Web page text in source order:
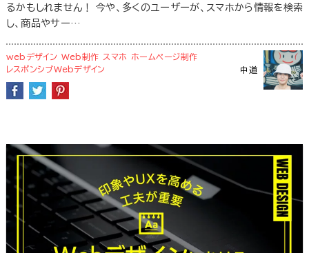
るかもしれません！ 今や、多くのユーザーが、スマホから情報を検索
し、商品やサー…
中道
webデザイン Web制作 スマホ
ホームページ制作
レスポンシブWebデザイン